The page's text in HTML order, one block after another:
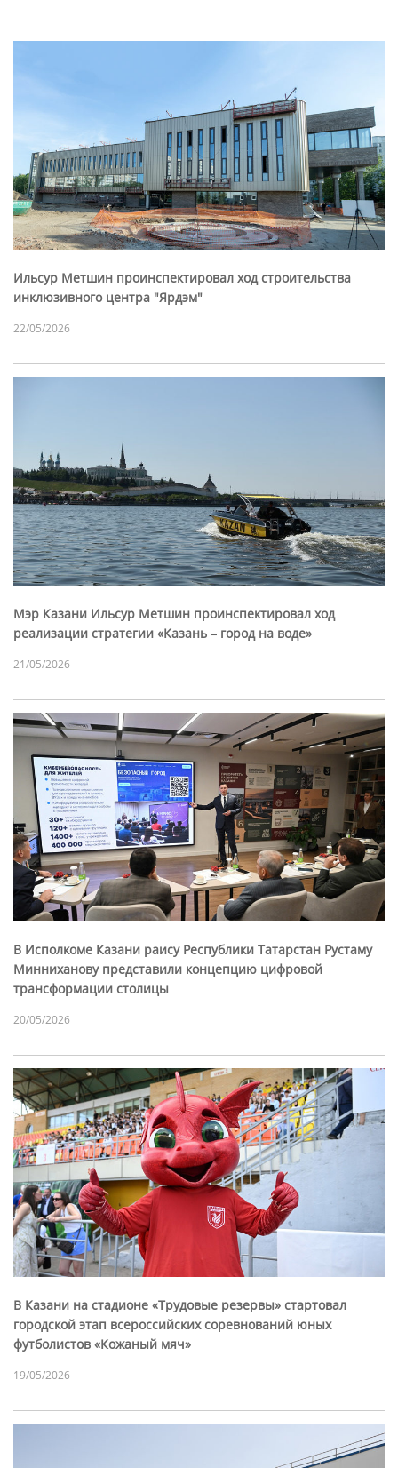
Ильсур Метшин проинспектировал ход строительства
инклюзивного центра "Ярдэм"
22/05/2026
Мэр Казани Ильсур Метшин проинспектировал ход
реализации стратегии «Казань – город на воде»
21/05/2026
В Исполкоме Казани раису Республики Татарстан Рустаму
Минниханову представили концепцию цифровой
трансформации столицы
20/05/2026
В Казани на стадионе «Трудовые резервы» стартовал
городской этап всероссийских соревнований юных
футболистов «Кожаный мяч»
19/05/2026